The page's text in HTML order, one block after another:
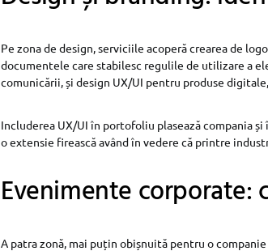
Pe zona de design, serviciile acoperă crearea de
documentele care stabilesc regulile de utilizare a
comunicării, și design UX/UI pentru produse
Includerea UX/UI în portofoliu plasează compania
o extensie firească având în vedere că printre
Evenimente
A patra zonă, mai puțin obișnuită pentru o